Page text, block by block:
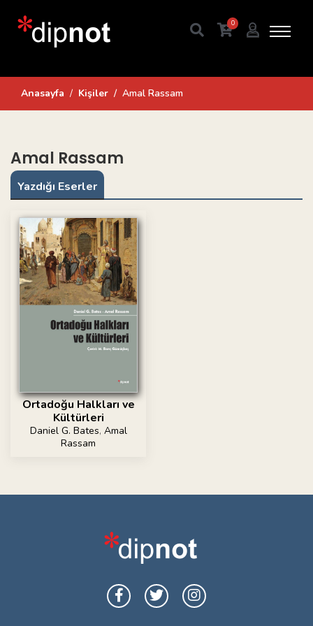
0
Anasayfa Kişiler Amal Rassam
Amal Rassam
Yazdığı Eserler
Ortadoğu Halkları ve
Kültürleri
Daniel G. Bates, Amal
Rassam